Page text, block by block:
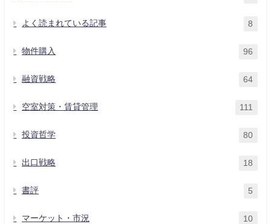
よく読まれている記事 8
物件購入 96
融資戦略 64
空室対策・賃貸管理 111
投資哲学 80
出口戦略 18
書評 5
マーケット・市況 10